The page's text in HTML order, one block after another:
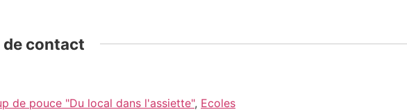
contact
de pouce "Du local dans l'assiette", Ecoles